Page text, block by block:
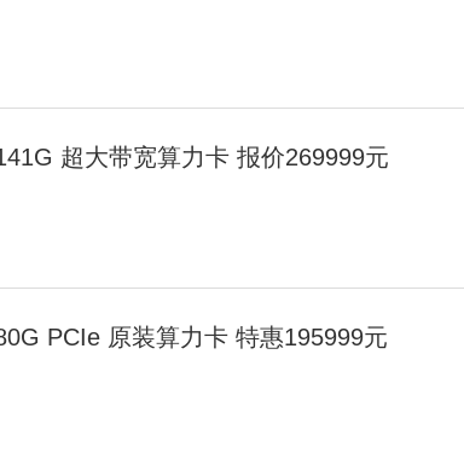
超大带宽算力卡 报价269999元
PCIe 原装算力卡 特惠195999元